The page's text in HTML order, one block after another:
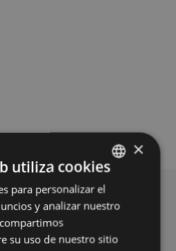
BASQUE
SPANISH
×
utiliza cookies
para personalizar el
y analizar nuestro
su uso de nuestro sitio